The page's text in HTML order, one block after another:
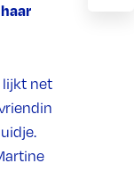
lijkt net